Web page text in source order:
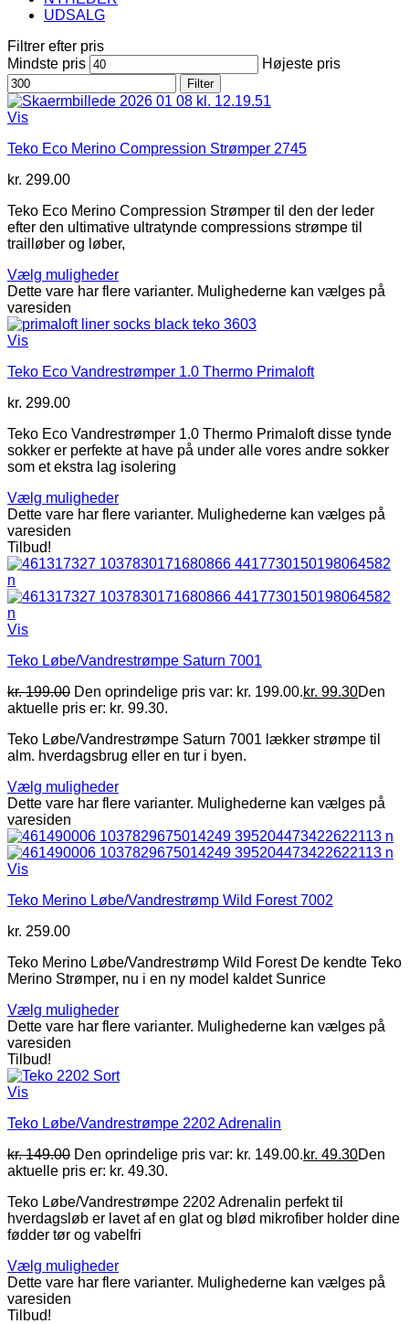
UDSALG
Filtrer efter pris
Mindste pris
Højeste pris
Filter
Vis
Teko Eco Merino Compression Strømper 2745
kr. 299.00
Teko Eco Merino Compression Strømper til den der leder
efter den ultimative ultratynde compressions strømpe til
trailløber og løber,
Vælg muligheder
Dette vare har flere varianter. Mulighederne kan vælges på
varesiden
Vis
Teko Eco Vandrestrømper 1.0 Thermo Primaloft
kr. 299.00
Teko Eco Vandrestrømper 1.0 Thermo Primaloft disse tynde
sokker er perfekte at have på under alle vores andre sokker
som et ekstra lag isolering
Vælg muligheder
Dette vare har flere varianter. Mulighederne kan vælges på
varesiden
Tilbud!
Vis
Teko Løbe/Vandrestrømpe Saturn 7001
kr.199.00 Den oprindelige pris var: kr. 199.00.kr. 99.30Den
aktuelle pris er: kr. 99.30.
Teko Løbe/Vandrestrømpe Saturn 7001 lækker strømpe til
alm. hverdagsbrug eller en tur i byen.
Vælg muligheder
Dette vare har flere varianter. Mulighederne kan vælges på
varesiden
Vis
Teko Merino Løbe/Vandrestrømp Wild Forest 7002
kr. 259.00
Teko Merino Løbe/Vandrestrømp Wild Forest De kendte Teko
Merino Strømper, nu i en ny model kaldet Sunrice
Vælg muligheder
Dette vare har flere varianter. Mulighederne kan vælges på
varesiden
Tilbud!
Vis
Teko Løbe/Vandrestrømpe 2202 Adrenalin
kr.149.00 Den oprindelige pris var: kr. 149.00.kr. 49.30Den
aktuelle pris er: kr. 49.30.
Teko Løbe/Vandrestrømpe 2202 Adrenalin perfekt til
hverdagsløb er lavet af en glat og blød mikrofiber holder dine
fødder tør og vabelfri
Vælg muligheder
Dette vare har flere varianter. Mulighederne kan vælges på
varesiden
Tilbud!